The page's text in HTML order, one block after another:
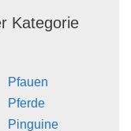
Kategorie
Pfauen
Pferde
Pinguine